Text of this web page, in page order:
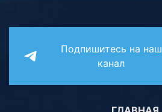
Подпишитесь на наш
канал